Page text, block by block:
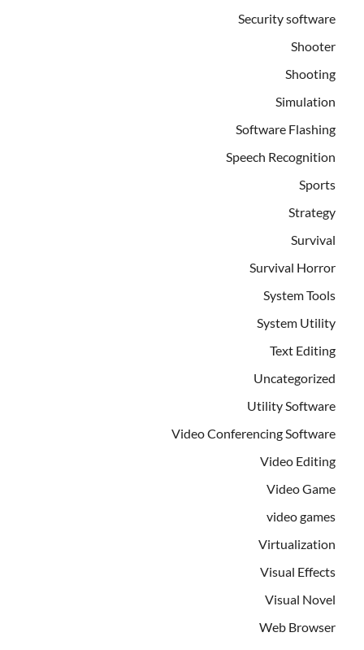
Security software
Shooter
Shooting
Simulation
Software Flashing
Speech Recognition
Sports
Strategy
Survival
Survival Horror
System Tools
System Utility
Text Editing
Uncategorized
Utility Software
Video Conferencing Software
Video Editing
Video Game
video games
Virtualization
Visual Effects
Visual Novel
Web Browser